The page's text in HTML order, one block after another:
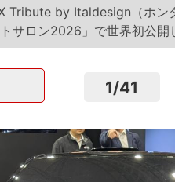
Tribute by Italdesign（ホン
サロン2026」で世界初公開
1/41